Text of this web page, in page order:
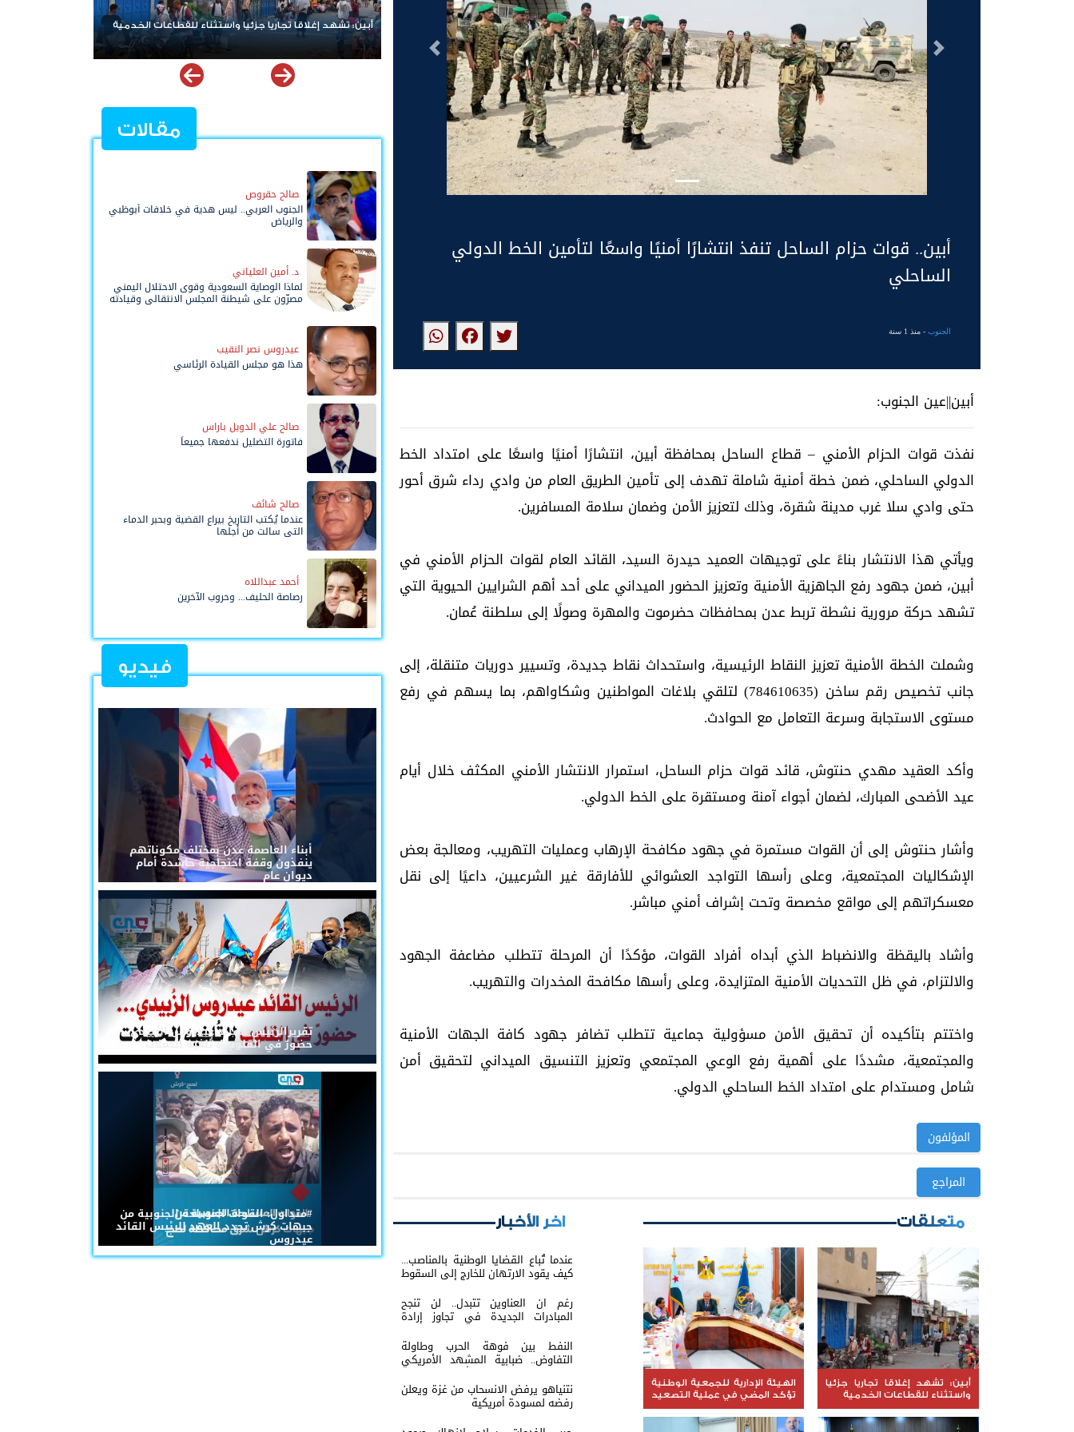
التالى السابق
أبين.. قوات حزام الساحل تنفذ انتشارًا أمنيًا واسعًا لتأمين الخط الدولي
الساحلي
الجنوب- منذ 1 سنة
أبين||عين الجنوب:
نفذت قوات الحزام الأمني – قطاع الساحل بمحافظة أبين، انتشارًا أمنيًا واسعًا على امتداد الخط
الدولي الساحلي، ضمن خطة أمنية شاملة تهدف إلى تأمين الطريق العام من وادي رداء شرق أحور
حتى وادي سلا غرب مدينة شقرة، وذلك لتعزيز الأمن وضمان سلامة المسافرين.
ويأتي هذا الانتشار بناءً على توجيهات العميد حيدرة السيد، القائد العام لقوات الحزام الأمني في
أبين، ضمن جهود رفع الجاهزية الأمنية وتعزيز الحضور الميداني على أحد أهم الشرايين الحيوية التي
تشهد حركة مرورية نشطة تربط عدن بمحافظات حضرموت والمهرة وصولًا إلى سلطنة عُمان.
وشملت الخطة الأمنية تعزيز النقاط الرئيسية، واستحداث نقاط جديدة، وتسيير دوريات متنقلة، إلى
جانب تخصيص رقم ساخن (784610635) لتلقي بلاغات المواطنين وشكاواهم، بما يسهم في رفع
مستوى الاستجابة وسرعة التعامل مع الحوادث.
وأكد العقيد مهدي حنتوش، قائد قوات حزام الساحل، استمرار الانتشار الأمني المكثف خلال أيام
عيد الأضحى المبارك، لضمان أجواء آمنة ومستقرة على الخط الدولي.
وأشار حنتوش إلى أن القوات مستمرة في جهود مكافحة الإرهاب وعمليات التهريب، ومعالجة بعض
الإشكاليات المجتمعية، وعلى رأسها التواجد العشوائي للأفارقة غير الشرعيين، داعيًا إلى نقل
معسكراتهم إلى مواقع مخصصة وتحت إشراف أمني مباشر.
وأشاد باليقظة والانضباط الذي أبداه أفراد القوات، مؤكدًا أن المرحلة تتطلب مضاعفة الجهود
والالتزام، في ظل التحديات الأمنية المتزايدة، وعلى رأسها مكافحة المخدرات والتهريب.
واختتم بتأكيده أن تحقيق الأمن مسؤولية جماعية تتطلب تضافر جهود كافة الجهات الأمنية
والمجتمعية، مشددًا على أهمية رفع الوعي المجتمعي وتعزيز التنسيق الميداني لتحقيق أمن
شامل ومستدام على امتداد الخط الساحلي الدولي.
المؤلفون
المراجع
متعلقات
​أبين: تشهد إغلاقا تجاريا جزئيا
واستثناء للقطاعات الخدمية
الهيئة الإدارية للجمعية الوطنية
تؤكد المضي في عملية التصعيد
السياسية
اخر الأخبار
عندما تُباع القضايا الوطنية بالمناصب...
كيف يقود الارتهان للخارج إلى السقوط
رغم ان العناوين تتبدل.. لن تنجح
المبادرات الجديدة في تجاوز إرادة
النفط بين فوهة الحرب وطاولة
التفاوض.. ضبابية المشهد الأمريكي
الإيراني تعيد إشعال أسواق الطاقة
العالمية
نتنياهو يرفض الانسحاب من غزة ويعلن
رفضه لمسودة أمريكية
​أبين: تشهد إغلاقا تجاريا جزئيا واستثناء للقطاعات الخدمية
الهيئة الإدارية للجمعية
التصعيد وتناقش مستجدات
مقالات
صالح حقروص
الجنوب العربي.. ليس هدية في خلافات أبوظبي
والرياض
د. أمين العلياني
لماذا الوصاية السعودية وقوى الاحتلال اليمني
مصرّون على شيطنة المجلس الانتقالي وقيادته
عيدروس نصر النقيب
هذا هو مجلس القيادة الرئاسي
صالح علي الدويل باراس
فاتورة التضليل ندفعها جميعاً
صالح شائف
عندما يُكتب التاريخ بيراع القضية وبحبر الدماء
التي سالت من أجلها
أحمد عبداللاه
رصاصة الحليف... وحروب الآخرين
فيديو
أبناء العاصمة عدن بمختلف مكوناتهم
ينفذون وقفة احتجاجية حاشدة أمام
ديوان عام
تقريرالرئيس القائد عيدروس الزُبيدي...
حضورٌ في القلوب لا تُلغيه الحملات
#متداول: القوات المسلحة الجنوبية من
جبهات كرش تجدد العهد للرئيس القائد
عيدروس